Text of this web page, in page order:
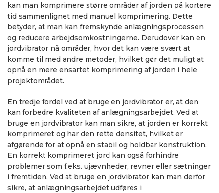
kan man komprimere større områder af jorden på kortere
tid sammenlignet med manuel komprimering. Dette
betyder, at man kan fremskynde anlægningsprocessen
og reducere arbejdsomkostningerne. Derudover kan en
jordvibrator nå områder, hvor det kan være svært at
komme til med andre metoder, hvilket gør det muligt at
opnå en mere ensartet komprimering af jorden i hele
projektområdet.
En tredje fordel ved at bruge en jordvibrator er, at den
kan forbedre kvaliteten af anlægningsarbejdet. Ved at
bruge en jordvibrator kan man sikre, at jorden er korrekt
komprimeret og har den rette densitet, hvilket er
afgørende for at opnå en stabil og holdbar konstruktion.
En korrekt komprimeret jord kan også forhindre
problemer som f.eks. ujævnheder, revner eller sætninger
i fremtiden. Ved at bruge en jordvibrator kan man derfor
sikre, at anlægningsarbejdet udføres i